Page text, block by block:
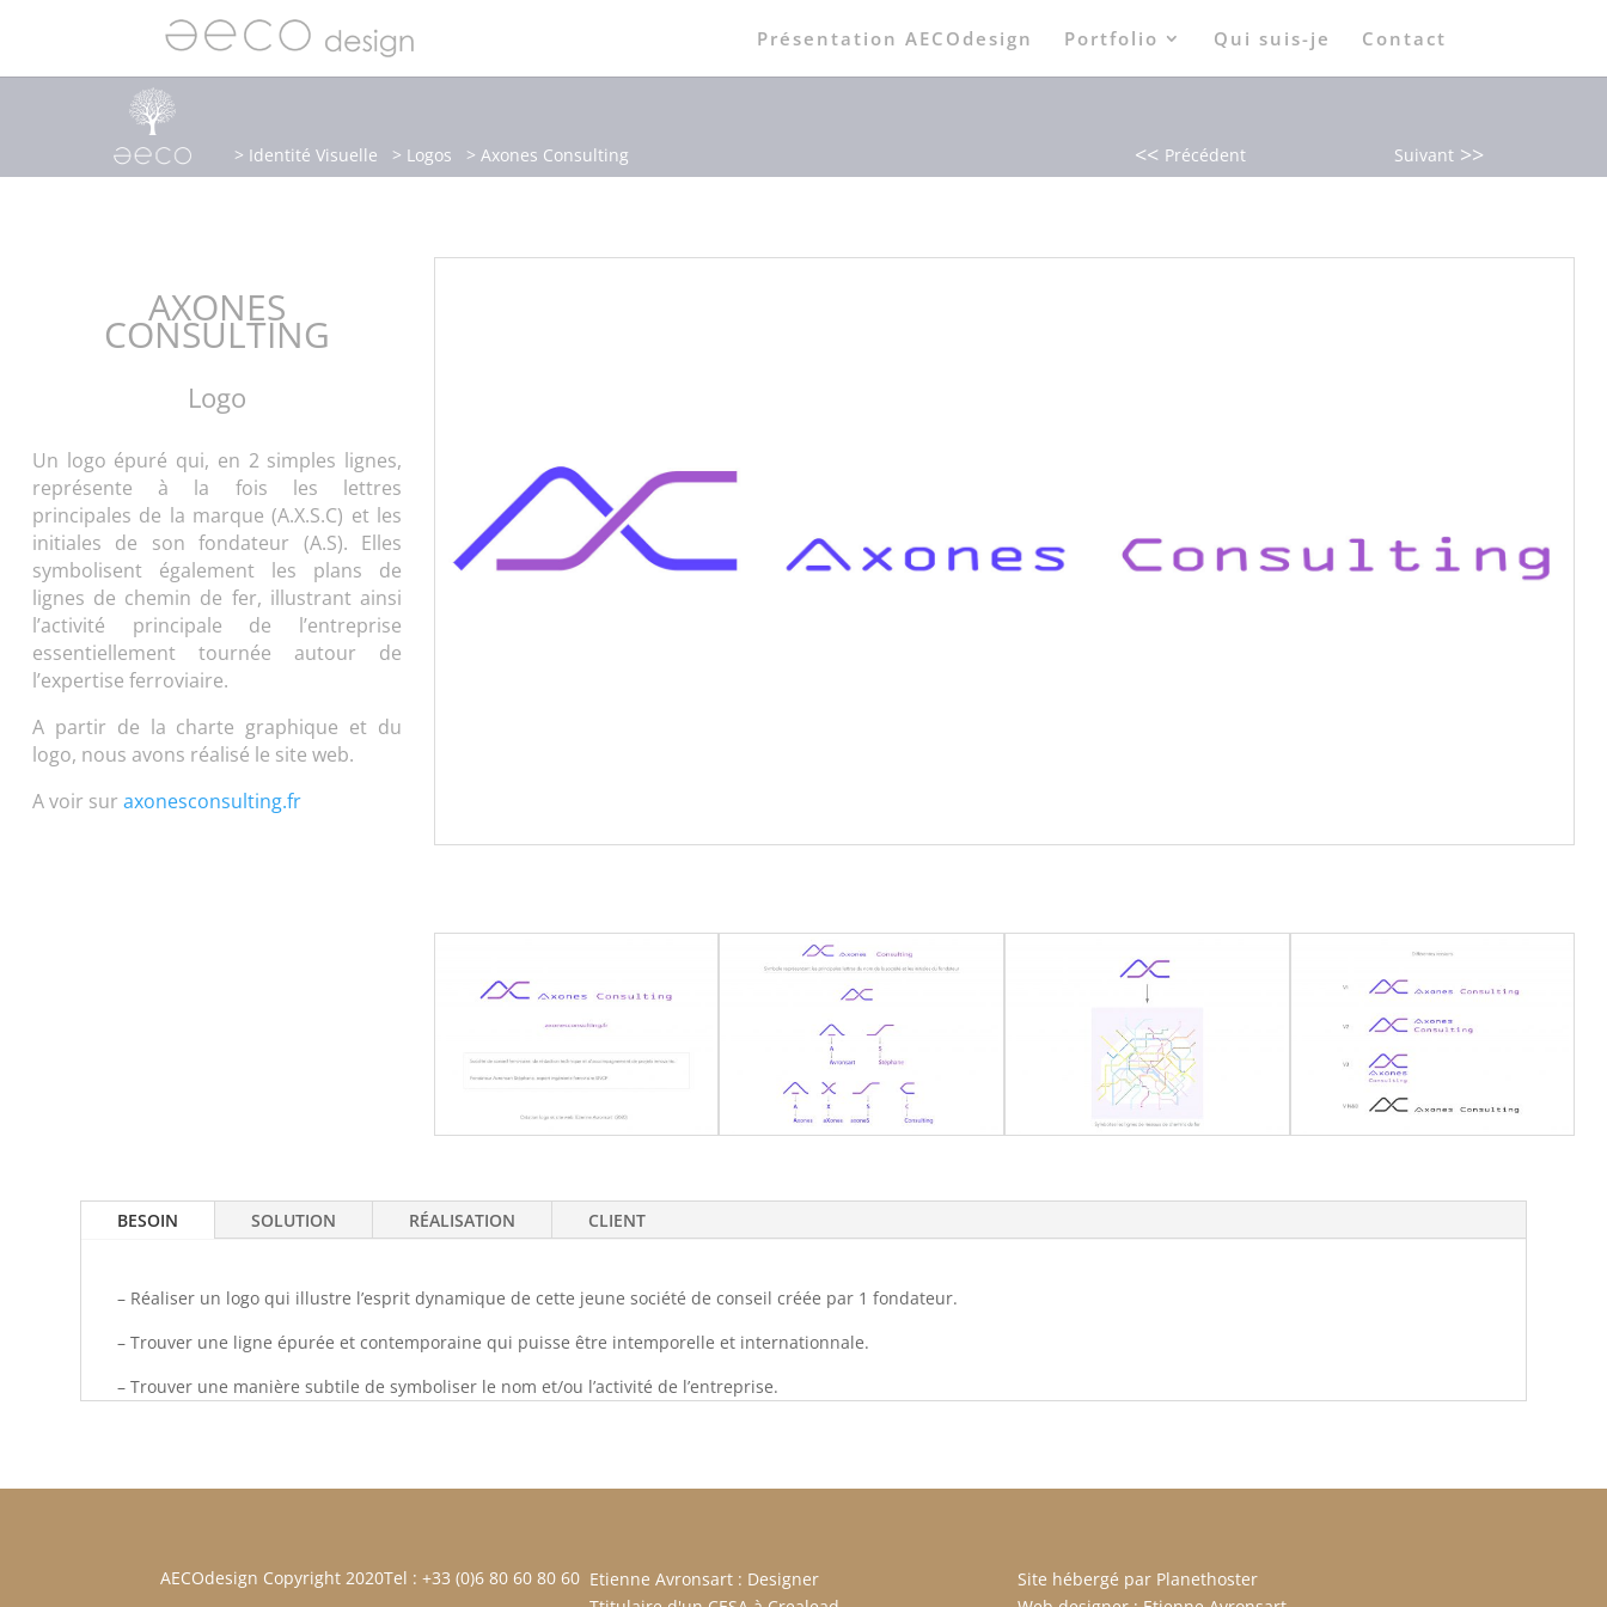
Présentation AECOdesign Portfolio Qui suis-je Contact
> Identité Visuelle > Logos > Axones Consulting << Précédent Suivant >>
AXONES
CONSULTING
Logo
Un logo épuré qui, en 2 simples lignes,
représente à la fois les lettres
principales de la marque (A.X.S.C) et les
initiales de son fondateur (A.S). Elles
symbolisent également les plans de
lignes de chemin de fer, illustrant ainsi
l’activité principale de l’entreprise
essentiellement tournée autour de
l’expertise ferroviaire.
A partir de la charte graphique et du
logo, nous avons réalisé le site web.
A voir sur axonesconsulting.fr
BESOIN SOLUTION RÉALISATION CLIENT
– Réaliser un logo qui illustre l’esprit dynamique de cette jeune société de conseil créée par 1 fondateur.
– Trouver une ligne épurée et contemporaine qui puisse être intemporelle et internationnale.
– Trouver une manière subtile de symboliser le nom et/ou l’activité de l’entreprise.
AECOdesign Copyright 2020Tel : +33 (0)6 80 60 80 60 Etienne Avronsart : Designer
Site hébergé par Planethoster